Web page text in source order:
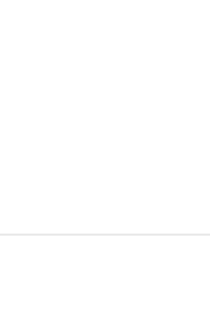
jouw gasten volop